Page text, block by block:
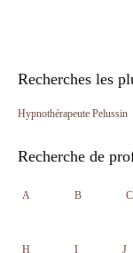
Recherches les
Hypnothérapeute Pelussin
Recherche de
A B C
H I J